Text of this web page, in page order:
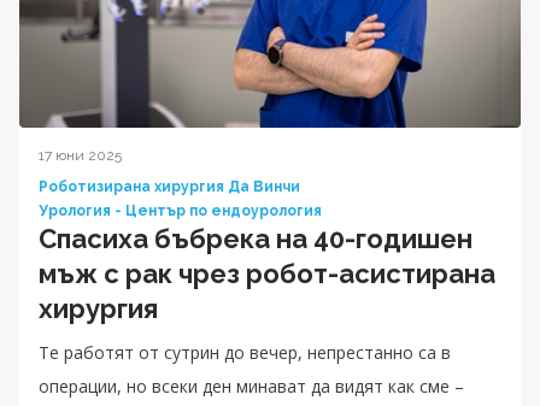
17 юни 2025
Роботизирана хирургия Да Винчи
Урология - Център по ендоурология
Спасиха бъбрека на 40-годишен
мъж с рак чрез робот-асистирана
хирургия
Те работят от сутрин до вечер, непрестанно са в
операции, но всеки ден минават да видят как сме –